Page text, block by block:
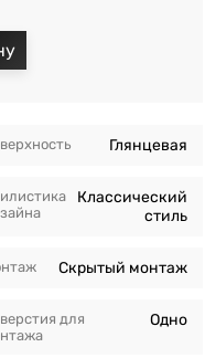
Глянцевая
Классический
стиль
Скрытый монтаж
для
Одно